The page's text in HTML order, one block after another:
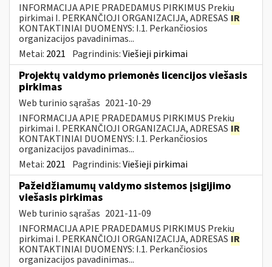
INFORMACIJA APIE PRADEDAMUS PIRKIMUS Prekių
pirkimai I. PERKANČIOJI ORGANIZACIJA, ADRESAS IR
KONTAKTINIAI DUOMENYS: I.1. Perkančiosios
organizacijos pavadinimas...
Metai: 2021 Pagrindinis:Viešieji pirkimai
Projektų valdymo priemonės licencijos viešasis
pirkimas
Web turinio sąrašas 2021-10-29
INFORMACIJA APIE PRADEDAMUS PIRKIMUS Prekių
pirkimai I. PERKANČIOJI ORGANIZACIJA, ADRESAS IR
KONTAKTINIAI DUOMENYS: I.1. Perkančiosios
organizacijos pavadinimas...
Metai: 2021 Pagrindinis:Viešieji pirkimai
Pažeidžiamumų valdymo sistemos įsigijimo
viešasis pirkimas
Web turinio sąrašas 2021-11-09
INFORMACIJA APIE PRADEDAMUS PIRKIMUS Prekių
pirkimai I. PERKANČIOJI ORGANIZACIJA, ADRESAS IR
KONTAKTINIAI DUOMENYS: I.1. Perkančiosios
organizacijos pavadinimas...